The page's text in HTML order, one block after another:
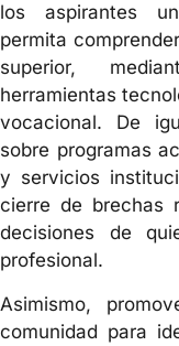
los aspirantes
permita
superior,
herramientas
vocacional. De
sobre programas
y servicios
cierre de brechas
decisiones de
profesional.
Asimismo,
comunidad para